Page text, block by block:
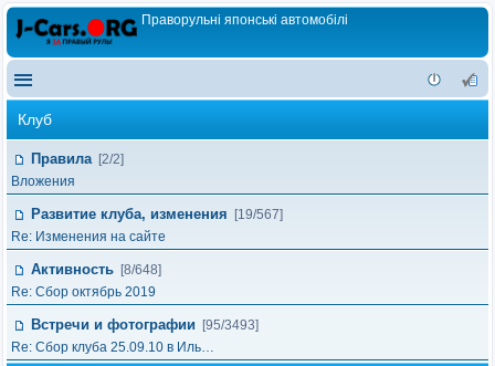
Праворульні японські автомобілі
Клуб
Правила [2/2]
Вложения
Развитие клуба, изменения
[19/567]
Re: Изменения на сайте
Активность [8/648]
Re: Сбор октябрь 2019
Встречи и фотографии
[95/3493]
Re: Сбор клуба 25.09.10 в Иль…